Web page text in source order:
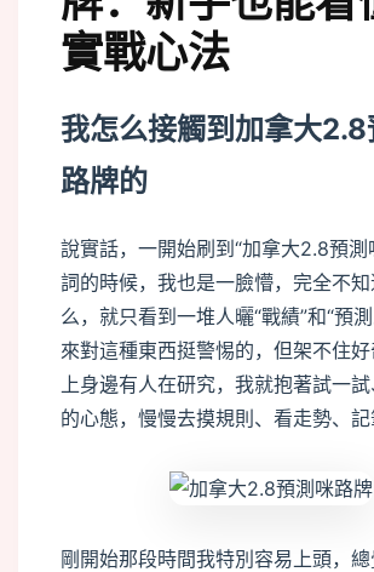
實戰心法
我怎么接觸到加拿大
路牌的
說實話，一開始刷到“加拿大2.8預測
詞的時候，我也是一臉懵，完全不
么，就只看到一堆人曬“戰績”和“預
來對這種東西挺警惕的，但架不住
上身邊有人在研究，我就抱著試一
的心態，慢慢去摸規則、看走勢、記
剛開始那段時間我特別容易上頭，